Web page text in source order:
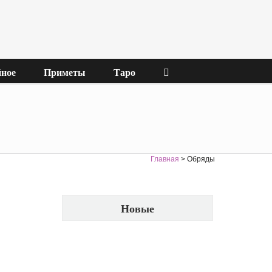
Приметы Таро
Главная > Обряды
Новые